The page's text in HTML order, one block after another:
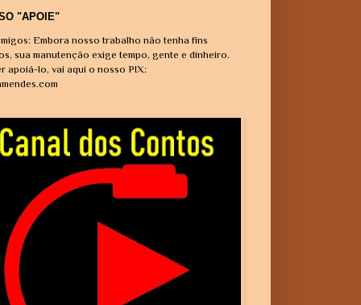
"APOIE"
Embora nosso trabalho não tenha fins
sua manutenção exige tempo, gente e dinheiro.
apoiá-lo, vai aqui o nosso PIX: